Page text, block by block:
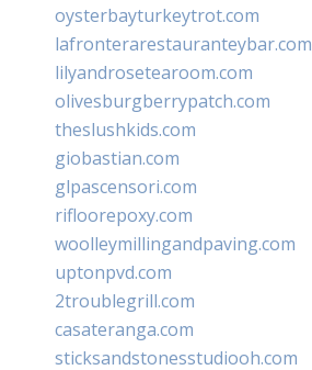
oysterbayturkeytrot.com
lafronterarestauranteybar.com
lilyandrosetearoom.com
olivesburgberrypatch.com
theslushkids.com
giobastian.com
glpascensori.com
rifloorepoxy.com
woolleymillingandpaving.com
uptonpvd.com
2troublegrill.com
casateranga.com
sticksandstonesstudiooh.com